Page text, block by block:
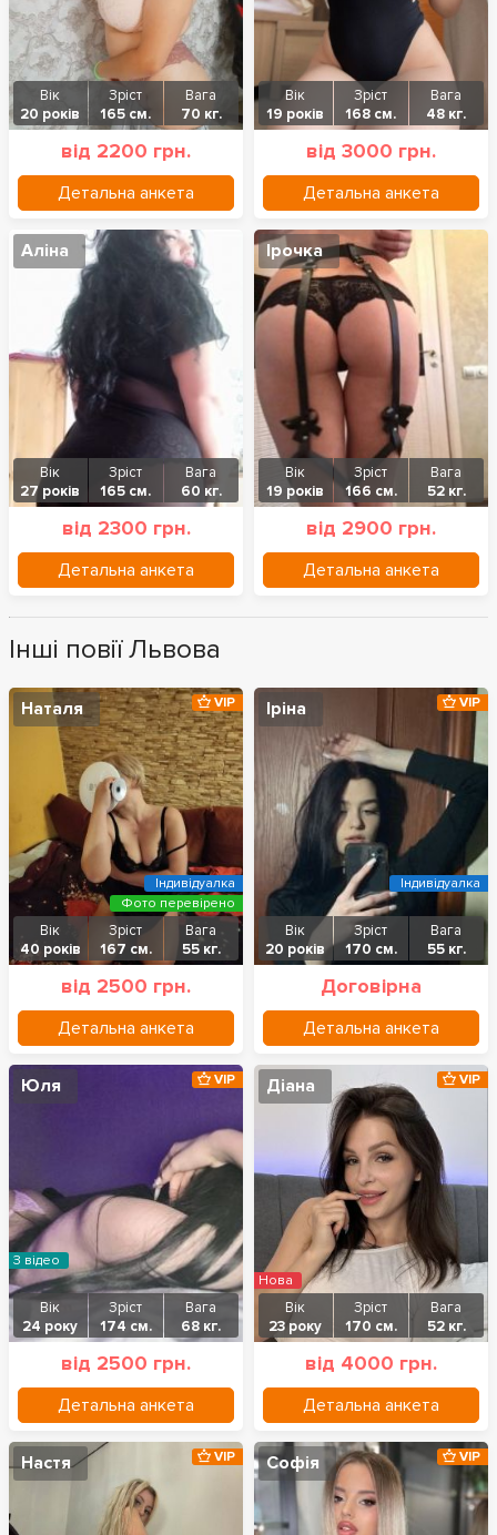
Вік
20 років
Зріст
165 см.
Вага
70 кг.
від 2200 грн.
Детальна анкета
Вік
19 років
Зріст
168 см.
Вага
48 кг.
від 3000 грн.
Детальна анкета
Аліна
Вік
27 років
Зріст
165 см.
Вага
60 кг.
від 2300 грн.
Детальна анкета
Ірочка
Вік
19 років
Зріст
166 см.
Вага
52 кг.
від 2900 грн.
Детальна анкета
Інші повії Львова
Наталя
Вік
40 років
Зріст
167 см.
Вага
55 кг.
від 2500 грн.
Детальна анкета
VIP
Фото перевірено
Індивідуалка
Іріна
Вік
20 років
Зріст
170 см.
Вага
55 кг.
Договірна
Детальна анкета
VIP
Індивідуалка
Юля
Вік
24 року
Зріст
174 см.
Вага
68 кг.
від 2500 грн.
Детальна анкета
VIP
З відео
Діана
Вік
23 року
Зріст
170 см.
Вага
52 кг.
від 4000 грн.
Детальна анкета
VIP
Нова
Настя VIP Софія VIP